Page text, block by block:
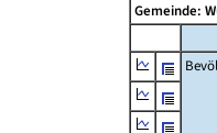
Gemeinde: